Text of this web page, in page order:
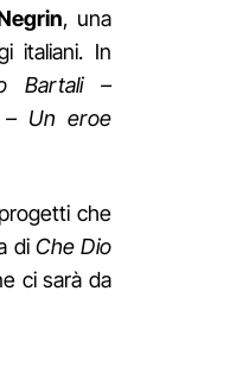
, una
italiani. In
Bartali –
– Un eroe
che
diChe Dio
ci sarà da